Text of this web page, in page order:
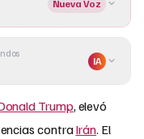
Nueva Voz
IA
Trump, elevó
contraIrán. El